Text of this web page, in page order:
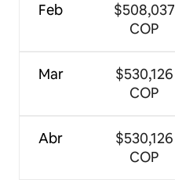
Feb
Mar
Abr
$508,037
COP
$530,126
COP
$530,126
COP